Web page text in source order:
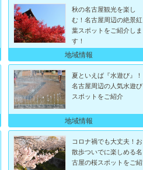
秋の名古屋観光を楽し
む！名古屋周辺の絶景紅
葉スポットをご紹介しま
す！
地域情報
夏といえば『水遊び』！
名古屋周辺の人気水遊び
スポットをご紹介
地域情報
コロナ禍でも大丈夫！お
散歩ついでに楽しめる名
古屋の桜スポットをご紹